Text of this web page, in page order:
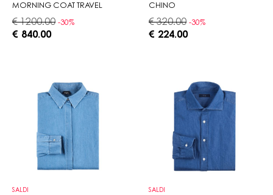
MORNING COAT TRAVEL
€ 1200.00 -30%
€ 840.00
CHINO
€ 320.00 -30%
€ 224.00
SALDI SALDI